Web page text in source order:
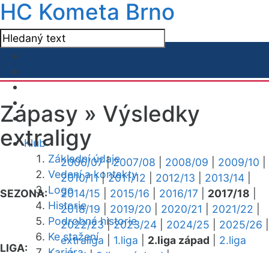
HC Kometa Brno
Klub
Základní údaje
Vedení a kontakty
Logo
Historie
Podrobná historie
Ke stažení
Zápasy » Výsledky
extraligy
SEZONA:
2006/07|2007/08 2008/09 2009/10
2010/11|2011/12 2012/13 2013/14
2014/15
2015/16 2016/17 2017/18
2018/19
2019/20 2020/21 2021/22
2022/23|2023/24 2024/25 2025/26
LIGA:
extraliga 1.liga 2.liga západ
2.liga